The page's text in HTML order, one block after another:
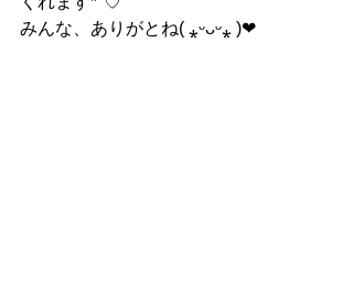
みんな、ありがとね( ⁎ᵕᴗᵕ⁎ )❤︎